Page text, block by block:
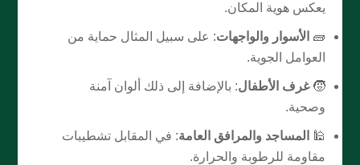
يعكس هوية المكان.
🧱 الأسوار والواجهات: على سبيل المثال حماية من
العوامل الجوية.
🧒غرف الأطفال: بالإضافة إلى ذلك ألوان آمنة
وصحية.
🕌 المساجد والمرافق العامة: في المقابل تشطيبات
مقاومة للرطوبة والحرارة.